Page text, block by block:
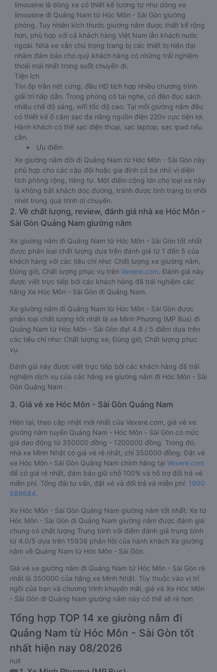
limousine là dòng xe có thiết kế tương tự như dòng xe
limousine đi Quảng Nam từ Hóc Môn - Sài Gòn giường
phòng. Tuy nhiên kích thước giường nằm được thiết kế rộng
hơn, phù hợp với cả khách hàng Việt Nam lẫn khách nước
ngoài. Nhà xe vẫn chú trọng trang bị các thiết bị hiện đại
nhằm đảm bảo cho quý khách hàng có những trải nghiệm
thoải mái nhất trong suốt chuyến đi.
Tiện ích
Tivi ốp trần nét cứng, đầu HD tích hợp nhiều chương trình
giải trí hấp dẫn. Trong phòng có tai nghe, có đèn đọc sách
nhiều chế độ sáng, wifi tốc độ cao. Tại mỗi giường nằm đều
có thiết kế ổ cắm sạc đa năng nguồn điện 220v cực tiện lợi.
Hành khách có thể sạc điện thoại, sạc laptop, sạc ipad nếu
cần.
Ưu điểm
Xe giường nằm đôi đi Quảng Nam từ Hóc Môn - Sài Gòn này
phù hợp cho các cặp đôi hoặc gia đình có bé nhỏ vì diện
tích phòng rộng, riêng tư. Một điểm cộng lớn cho loại xe này
là không bắt khách dọc đường, tránh được tình trạng bị nhồi
nhét trong quá trình di chuyển.
2. Về chất lượng, review, đánh giá nhà xe Hóc Môn -
Sài Gòn Quảng Nam giường nằm
Xe giường nằm đi Quảng Nam từ Hóc Môn - Sài Gòn tốt nhất
được phân loại chất lượng dựa trên đánh giá từ 1 đến 5 của
khách hàng với các tiêu chí như: Chất lượng xe giường nằm,
Đúng giờ, Chất lượng phục vụ trên Vexere.com. Đánh giá này
được viết trực tiếp bởi các khách hàng đã trải nghiệm các
hãng Xe Hóc Môn - Sài Gòn đi Quảng Nam.
Xe giường nằm đi Quảng Nam từ Hóc Môn - Sài Gòn được
phân loại chất lượng tốt nhất là xe Minh Phương (MP Bus) đi
Quảng Nam từ Hóc Môn - Sài Gòn đạt 4.8 / 5 điểm dựa trên
các tiêu chí như: Chất lượng xe, Đúng giờ, Chất lượng phục
vụ.
Đánh giá này được viết trực tiếp bởi các khách hàng đã trải
nghiệm dịch vụ của các hãng xe giường nằm đi Hóc Môn - Sài
Gòn Quảng Nam .
3. Giá vé xe Hóc Môn - Sài Gòn Quảng Nam
Hiện tại, theo cập nhật mới nhất của Vexere.com, giá vé xe
giường nằm tuyến Quảng Nam - Hóc Môn - Sài Gòn có mức
giá dao động từ 350000 đồng - 1200000 đồng. Trong đó,
nhà xe Minh Nhật có giá vé rẻ nhất, chỉ 350000 đồng. Đặt vé
xe Hóc Môn - Sài Gòn Quảng Nam chính hãng tại Vexere.com
để có giá rẻ nhất, đảm bảo giữ chỗ 100% và hỗ trợ đổi trả vé
miễn phí. Tổng đài tư vấn, đặt vé và đổi trả vé miễn phí: 1900
888684.
Xe Hóc Môn - Sài Gòn Quảng Nam giường nằm tốt nhất: Xe từ
Hóc Môn - Sài Gòn đi Quảng Nam giường nằm được đánh giá
chung có chất lượng Trung bình với điểm đánh giá trung bình
từ 4.0/5 dựa trên 15938 phản hồi của hành khách Xe giường
nằm về Quảng Nam từ Hóc Môn - Sài Gòn.
Giá vé xe giường nằm đi Quảng Nam từ Hóc Môn - Sài Gòn rẻ
nhất là 350000 của hãng xe Minh Nhật. Tùy thuộc vào vị trí
ngồi của bạn và chương trình khuyến mãi, giá vé Xe Hóc Môn
- Sài Gòn đi Quảng Nam giường nằm này có thể sẽ rẻ hơn
Tổng hợp TOP 14 xe giường nằm đi
Quảng Nam từ Hóc Môn - Sài Gòn tốt
nhất hiện nay 08/2026
null